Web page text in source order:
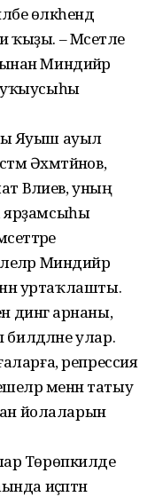
өлкәһендә
ҡыҙы. – Мәсетле
Миндийәр
Яуыш ауыл
Әхмәтйәнов,
Вәлиев, уның
ярҙамсыһы
Миндийәр
уртаҡлашты.
дингә арнаны,
улар.
репрессия
менән татыу
йолаларын
Төрөпкилде
иҫәптән